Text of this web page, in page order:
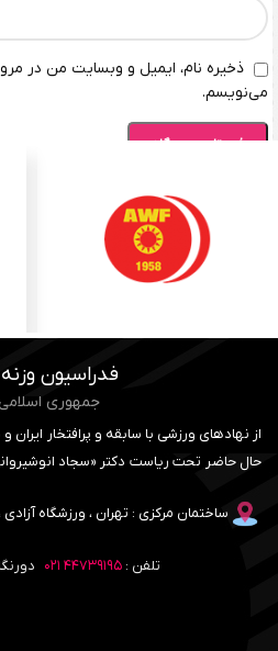
ذخیره نام، ایمیل و وبسایت من در
می‌نویسم.
فدراسیون
جمهوری اسلامی
از نهادهای ورزشی با سابقه و پرافتخار ایران
حال حاضر تحت ریاست دکتر «سجاد
ساختمان مرکزی : تهران ، ورزشگاه
تلفن :۴۴۷۳۹۱۹۵ ۰۲۱